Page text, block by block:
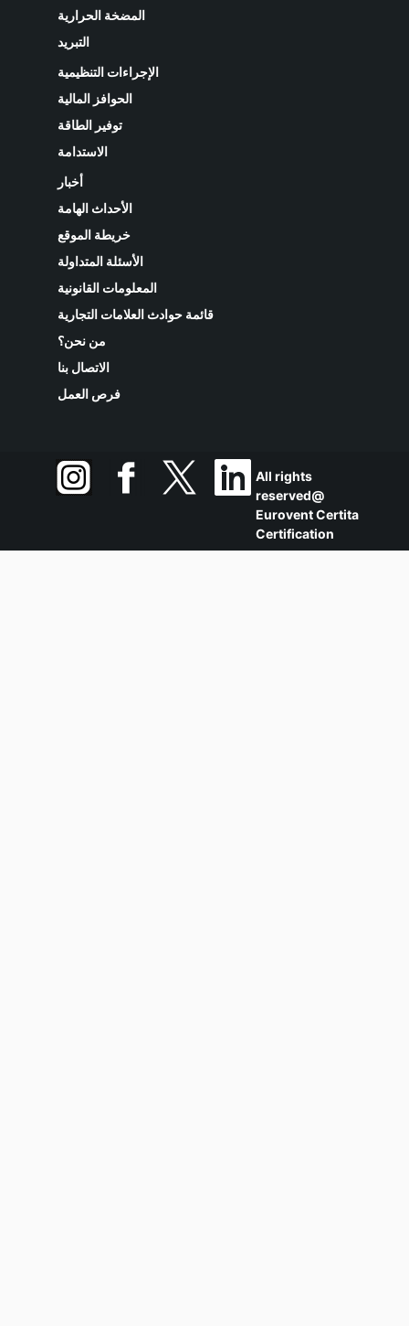
المضخة الحرارية
الإجراءات التنظيمية
الحوافز المالية
توفير الطاقة
الاستدامة
الأحداث الهامة
خريطة الموقع
الأسئلة المتداولة
المعلومات القانونية
قائمة حوادث العلامات التجارية
من نحن؟
الاتصال بنا
فرص العمل
All rights
reserved@
Eurovent Certita
Certification